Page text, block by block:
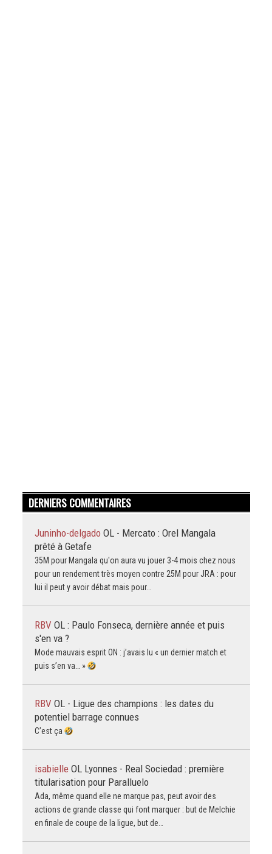
DERNIERS COMMENTAIRES
Juninho-delgado OL - Mercato : Orel Mangala
prêté à Getafe
35M pour Mangala qu'on aura vu jouer 3-4 mois chez nous
pour un rendement très moyen contre 25M pour JRA : pour
lui il peut y avoir débat mais pour…
RBV OL : Paulo Fonseca, dernière année et puis
s'en va ?
Mode mauvais esprit ON : j’avais lu « un dernier match et
puis s’en va… »
RBV OL - Ligue des champions : les dates du
potentiel barrage connues
C’est ça
isabielle OL Lyonnes - Real Sociedad : première
titularisation pour Paralluelo
Ada, même quand elle ne marque pas, peut avoir des
actions de grande classe qui font marquer : but de Melchie
en finale de coupe de la ligue, but de…